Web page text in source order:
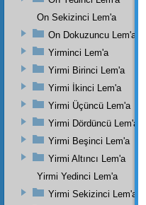
On Sekizinci Lem'a
On Dokuzuncu Lem'a
Yirminci Lem'a
Yirmi Birinci Lem'a
Yirmi İkinci Lem'a
Yirmi Üçüncü Lem'a
Yirmi Dördüncü Lem'a
Yirmi Beşinci Lem'a
Yirmi Altıncı Lem'a
Yirmi Yedinci Lem'a
Yirmi Sekizinci Lem'a